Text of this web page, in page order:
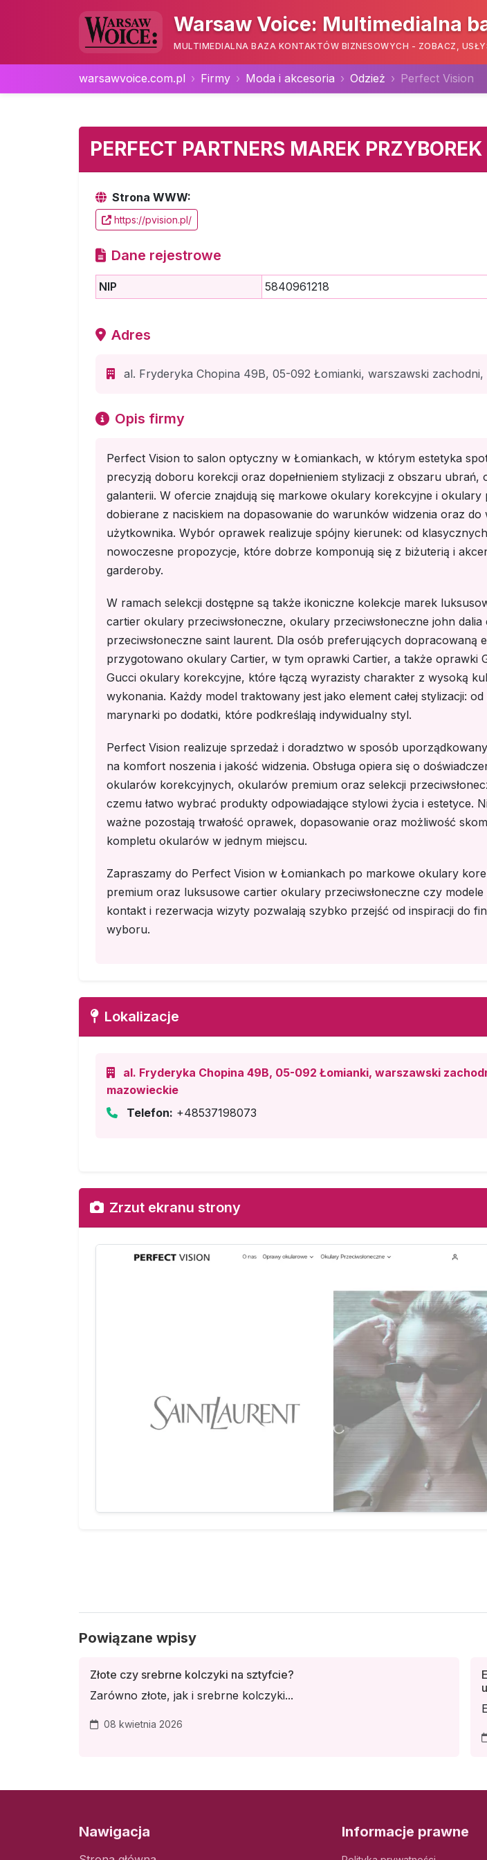
Warsaw Voice: Multimedialna
MULTIMEDIALNA BAZA KONTAKTÓW BIZNESOWYCH - ZOBACZ,
warsawvoice.com.pl Firmy Moda i akcesoria Odzież Perfect Vision
PERFECT PARTNERS MAREK PRZYBOREK
Strona WWW:
https://pvision.pl/
Dane rejestrowe
NIP 5840961218
Adres
al. Fryderyka Chopina 49B, 05-092 Łomianki, warszawski zachodni,
Opis firmy
Perfect Vision to salon optyczny w Łomiankach, w którym estetyka
precyzją doboru korekcji oraz dopełnieniem stylizacji z obszaru ubrań,
galanterii. W ofercie znajdują się markowe okulary korekcyjne i okulary
dobierane z naciskiem na dopasowanie do warunków widzenia oraz do
użytkownika. Wybór oprawek realizuje spójny kierunek: od
nowoczesne propozycje, które dobrze komponują się z biżuterią i
garderoby.
W ramach selekcji dostępne są także ikoniczne kolekcje marek
cartier okulary przeciwsłoneczne, okulary przeciwsłoneczne john
przeciwsłoneczne saint laurent. Dla osób preferujących dopracowaną
przygotowano okulary Cartier, w tym oprawki Cartier, a także oprawki
Gucci okulary korekcyjne, które łączą wyrazisty charakter z wysoką
wykonania. Każdy model traktowany jest jako element całej stylizacji: od
marynarki po dodatki, które podkreślają indywidualny styl.
Perfect Vision realizuje sprzedaż i doradztwo w sposób
na komfort noszenia i jakość widzenia. Obsługa opiera się o
okularów korekcyjnych, okularów premium oraz selekcji
czemu łatwo wybrać produkty odpowiadające stylowi życia i estetyce.
ważne pozostają trwałość oprawek, dopasowanie oraz możliwość
kompletu okularów w jednym miejscu.
Zapraszamy do Perfect Vision w Łomiankach po markowe okulary
premium oraz luksusowe cartier okulary przeciwsłoneczne czy modele
kontakt i rezerwacja wizyty pozwalają szybko przejść od inspiracji do
wyboru.
Lokalizacje
al. Fryderyka Chopina 49B, 05-092 Łomianki, warszawski
mazowieckie
Telefon: +48537198073
Zrzut ekranu strony
Powiązane wpisy
Złote czy srebrne kolczyki na sztyfcie?
Zarówno złote, jak i srebrne kolczyki...
08 kwietnia 2026
Nawigacja Informacje prawne